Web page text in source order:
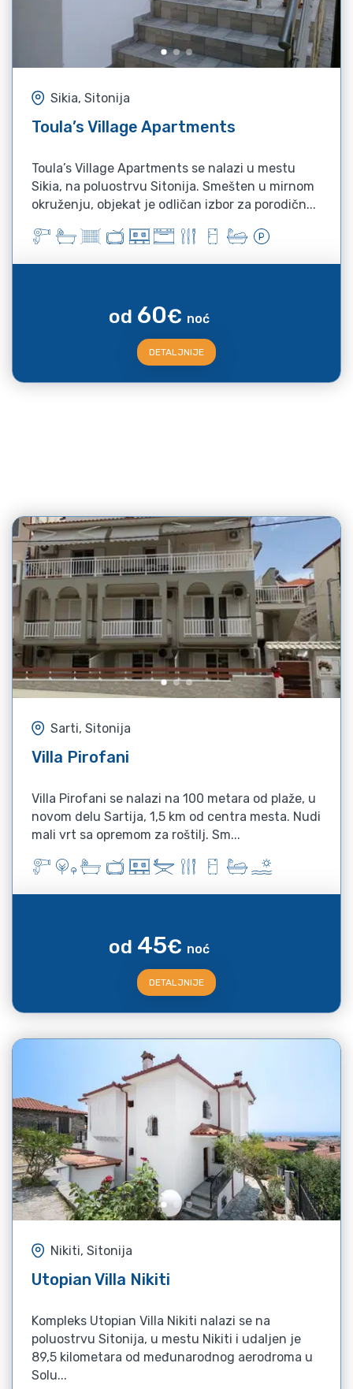
Sikia, Sitonija
Toula’s Village Apartments
Toula’s Village Apartments se nalazi u mestu
Sikia, na poluostrvu Sitonija. Smešten u mirnom
okruženju, objekat je odličan izbor za porodičn...
od 60€ noć
DETALJNIJE
Sarti, Sitonija
Villa Pirofani
Villa Pirofani se nalazi na 100 metara od plaže, u
novom delu Sartija, 1,5 km od centra mesta. Nudi
mali vrt sa opremom za roštilj. Sm...
od 45€ noć
DETALJNIJE
Nikiti, Sitonija
Utopian Villa Nikiti
Kompleks Utopian Villa Nikiti nalazi se na
poluostrvu Sitonija, u mestu Nikiti i udaljen je
89,5 kilometara od međunarodnog aerodroma u
Solu...